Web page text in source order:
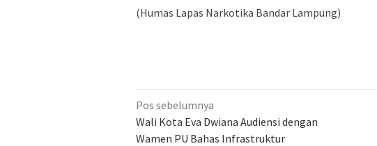
(Humas Lapas Narkotika Bandar Lampung)
Navigasi
pos
Pos sebelumnya
Wali Kota Eva Dwiana Audiensi dengan
Wamen PU Bahas Infrastruktur